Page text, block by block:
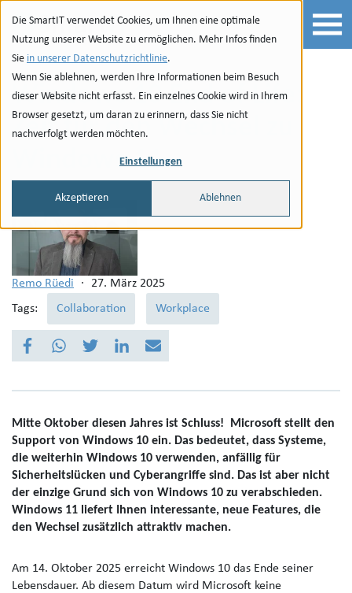
Die SmartIT verwendet Cookies, um Ihnen eine optimale
Nutzung unserer Website zu ermöglichen. Mehr Infos finden
Sie in unserer Datenschutzrichtlinie.
Wenn Sie ablehnen, werden Ihre Informationen beim Besuch
dieser Website nicht erfasst. Ein einzelnes Cookie wird in Ihrem
Browser gesetzt, um daran zu erinnern, dass Sie nicht
nachverfolgt werden möchten.
Einstellungen
Akzeptieren Ablehnen
Zur Navigation
zu den Quicklinks
Zur Suche
Zum Inhalt
Windows 10 End of Life:
Zeit für den Wechsel zu
Windows 11
Remo Rüedi ·
27. März 2025
Tags:
Collaboration Workplace
Mitte Oktober diesen Jahres ist Schluss! Microsoft stellt den
Support von Windows 10 ein. Das bedeutet, dass Systeme,
die weiterhin Windows 10 verwenden, anfällig für
Sicherheitslücken und Cyberangriffe sind. Das ist aber nicht
der einzige Grund sich von Windows 10 zu verabschieden.
Windows 11 liefert Ihnen interessante, neue Features, die
den Wechsel zusätzlich attraktiv machen.
Am 14. Oktober 2025 erreicht Windows 10 das Ende seiner
Lebensdauer. Ab diesem Datum wird Microsoft keine